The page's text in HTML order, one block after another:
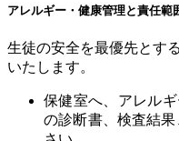
アレルギー・健康管理と責任範
生徒の安全を最優先とす
いたします。
保健室へ、アレル
の診断書、検査結